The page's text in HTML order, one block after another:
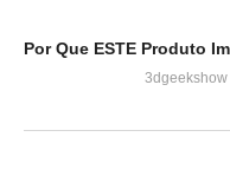
3dgeekshow